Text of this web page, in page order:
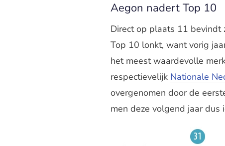
Aegon nadert Top 10
Direct op plaats 11 bevindt
Top 10 lonkt, want vorig
het meest waardevolle
respectievelijk Nationale
overgenomen door de
men deze volgend jaar dus